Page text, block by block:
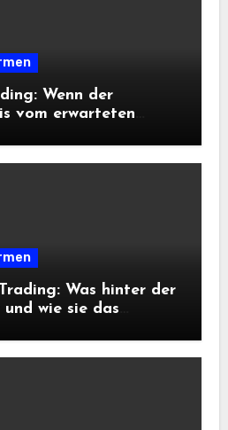
Wenn der
vom erwarteten
Was hinter der
wie sie das